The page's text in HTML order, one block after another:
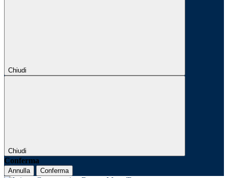
Chiudi
Chiudi
Conferma
Annulla Conferma